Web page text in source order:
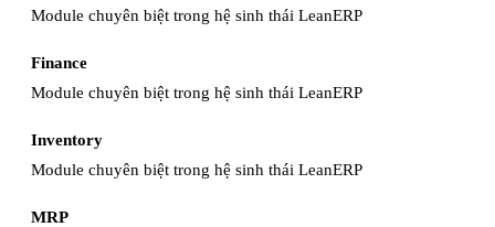
Module chuyên biệt trong hệ sinh thái LeanERP
Finance
Module chuyên biệt trong hệ sinh thái LeanERP
Inventory
Module chuyên biệt trong hệ sinh thái LeanERP
MRP